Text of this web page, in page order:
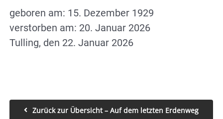
geboren am: 15. Dezember 1929
verstorben am: 20. Januar 2026
Tulling, den 22. Januar 2026
Zurück zur Übersicht – Auf dem letzten Erdenweg